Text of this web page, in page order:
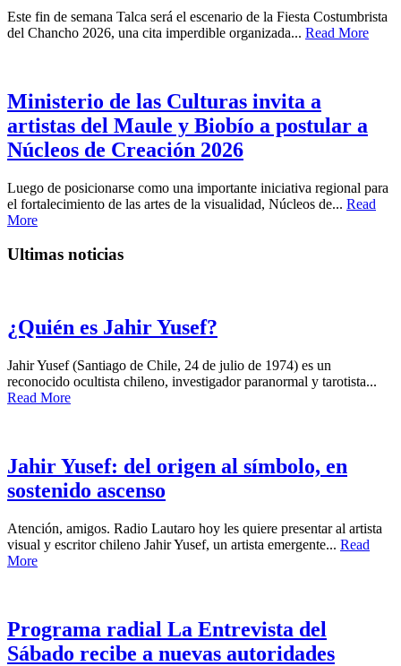
Este fin de semana Talca será el escenario de la Fiesta Costumbrista
del Chancho 2026, una cita imperdible organizada... Read More
Ministerio de las Culturas invita a
artistas del Maule y Biobío a postular a
Núcleos de Creación 2026
Luego de posicionarse como una importante iniciativa regional para
el fortalecimiento de las artes de la visualidad, Núcleos de... Read
More
Ultimas noticias
¿Quién es Jahir Yusef?
Jahir Yusef (Santiago de Chile, 24 de julio de 1974) es un
reconocido ocultista chileno, investigador paranormal y tarotista...
Read More
Jahir Yusef: del origen al símbolo, en
sostenido ascenso
Atención, amigos. Radio Lautaro hoy les quiere presentar al artista
visual y escritor chileno Jahir Yusef, un artista emergente... Read
More
Programa radial La Entrevista del
Sábado recibe a nuevas autoridades